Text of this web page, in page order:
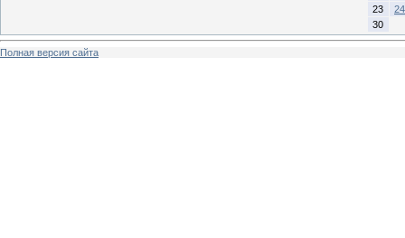
23
24
30
Полная версия сайта